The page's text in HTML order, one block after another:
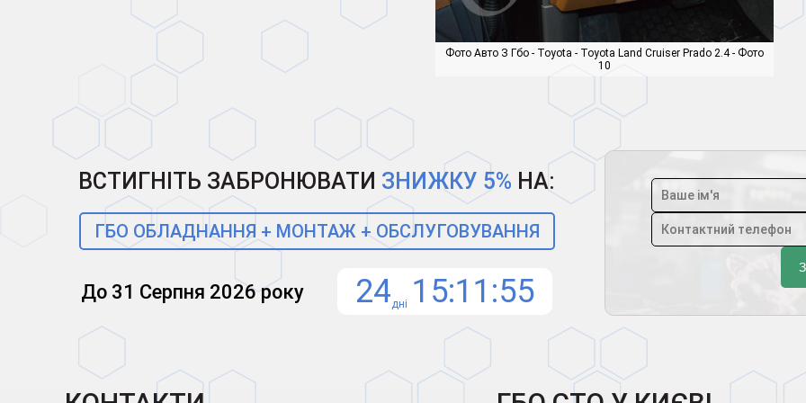
Фото Авто З Гбо - Toyota - Toyota Land Cruiser Prado 2.4 - Фото
10
ВСТИГНІТЬ ЗАБРОНЮВАТИ ЗНИЖКУ 5% НА:
ГБО ОБЛАДНАННЯ + МОНТАЖ + ОБСЛУГОВУВАННЯ
До 31 Серпня 2026 року 24дні 15 11 54